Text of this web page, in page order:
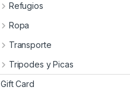
Refugios
Ropa
Transporte
Tripodes y Picas
Gift Card